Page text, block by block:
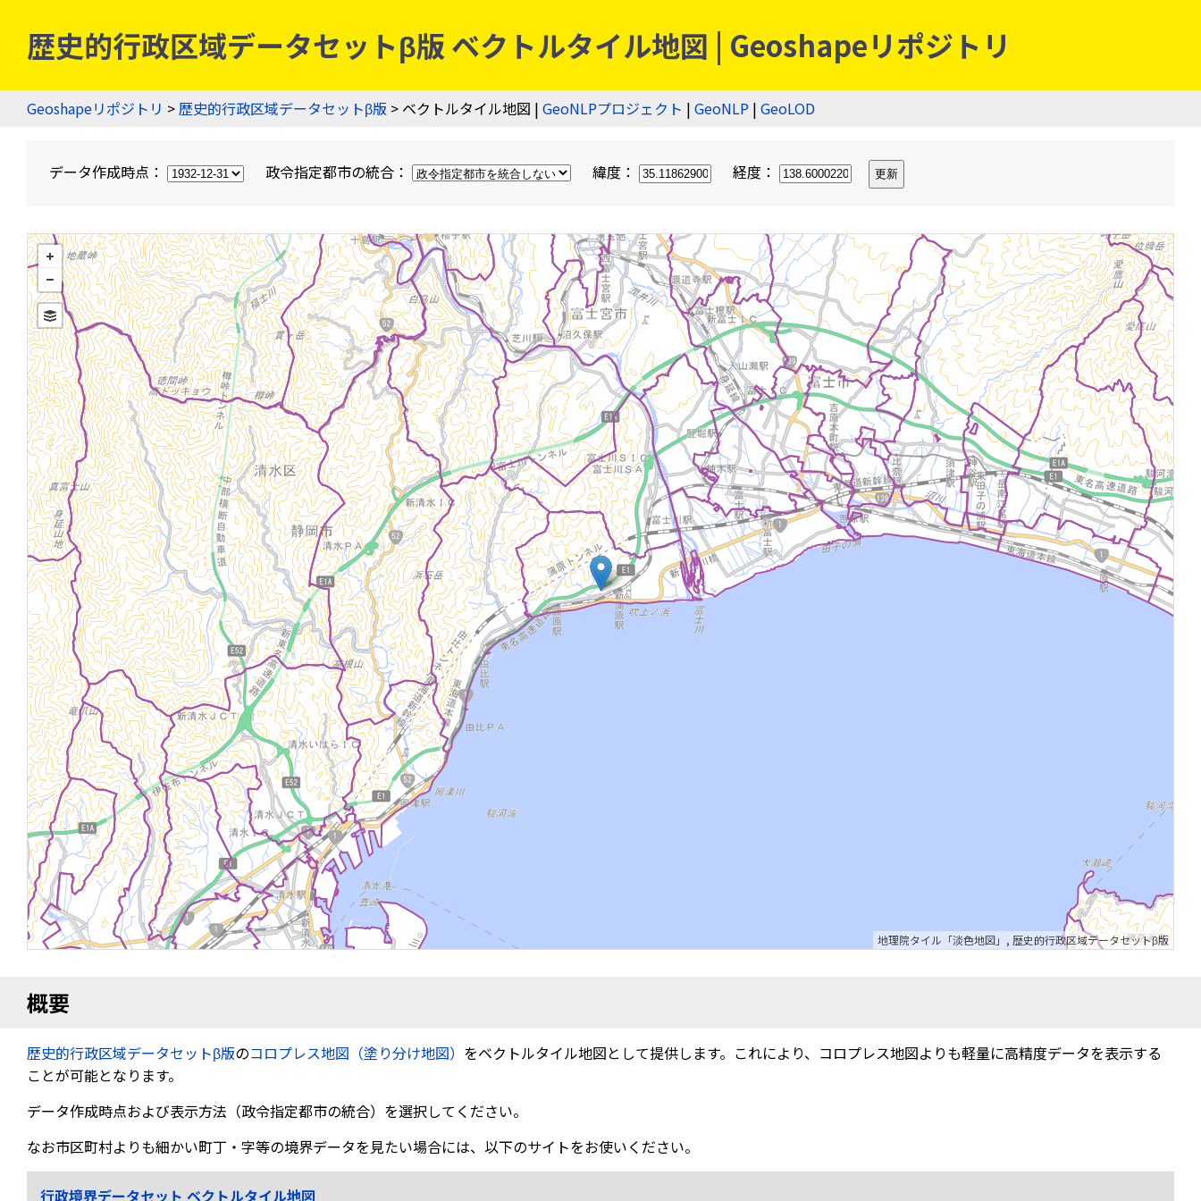
歴史的行政区域データセットβ版 ベクトルタイル地図 | Geoshapeリポジトリ
Geoshapeリポジトリ >歴史的行政区域データセットβ版 > ベクトルタイル地図 | GeoNLPプロジェクト | GeoNLP | GeoLOD
データ作成時点： 政令指定都市の統合： 緯度： 経度：
地理院タイル「淡色地図」 , 歴史的行政区域データセットβ版
概要
歴史的行政区域データセットβ版のコロプレス地図（塗り分け地図） をベクトルタイル地図として提供します。これにより、コロプレス地図よりも軽量に高精度データを表示する
ことが可能となります。
データ作成時点および表示方法（政令指定都市の統合）を選択してください。
なお市区町村よりも細かい町丁・字等の境界データを見たい場合には、以下のサイトをお使いください。
行政境界データセット ベクトルタイル地図